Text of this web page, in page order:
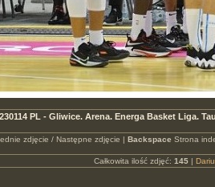
PL - Gliwice. Arena. Energa Basket Liga.
zdjęcie / Następne zdjęcie | Backspace Strona
Całkowita ilość zdjęć: 145|